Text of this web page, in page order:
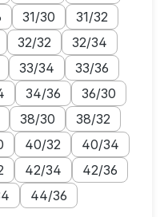
30/36
31/30
Maatoptie: 31/30
31/32
Maatoptie: 31/32
32/30
32/32
Maatoptie: 32/32
32/34
Maatoptie: 32/34
33/32
33/34
Maatoptie: 33/34
33/36
Maatoptie: 33/36
34/34
34/36
Maatoptie: 34/36
36/30
Maatoptie: 36/
36/36
38/30
Maatoptie: 38/30
38/32
Maatoptie: 38/32
40/30
40/32
Maatoptie: 40/32
40/34
Maatoptie: 40/
42/32
42/34
Maatoptie: 42/34
42/36
Maatoptie: 42/
44/34
44/36
Maatoptie: 44/36